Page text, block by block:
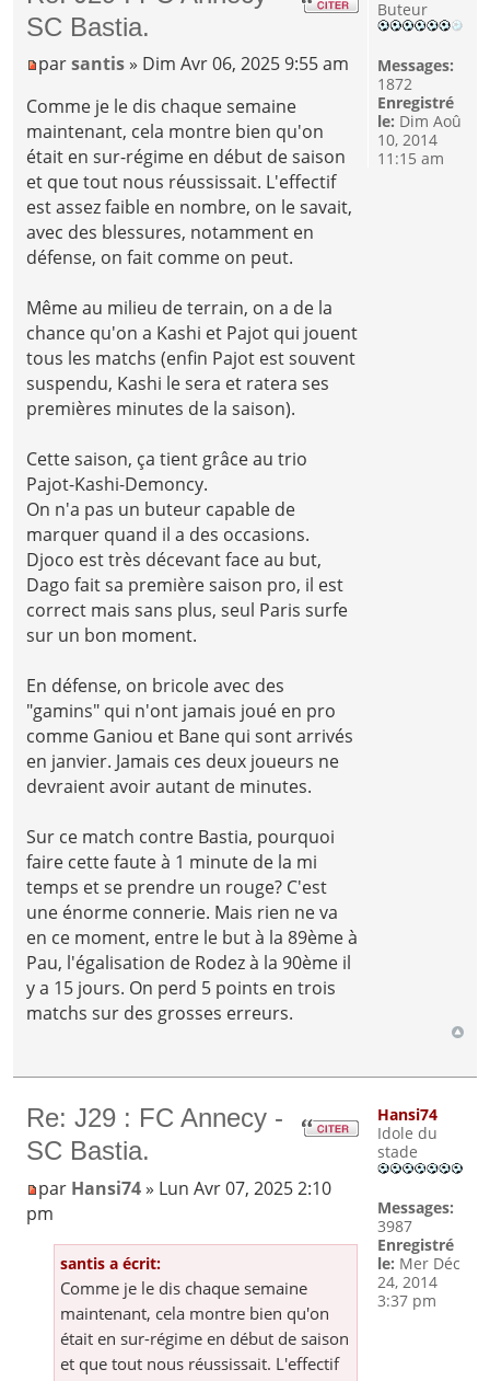
SC Bastia.
parsantis » Dim Avr 06, 2025 9:55 am
Comme je le dis chaque semaine
maintenant, cela montre bien qu'on
était en sur-régime en début de saison
et que tout nous réussissait. L'effectif
est assez faible en nombre, on le savait,
avec des blessures, notamment en
défense, on fait comme on peut.
Même au milieu de terrain, on a de la
chance qu'on a Kashi et Pajot qui jouent
tous les matchs (enfin Pajot est souvent
suspendu, Kashi le sera et ratera ses
premières minutes de la saison).
Cette saison, ça tient grâce au trio
Pajot-Kashi-Demoncy.
On n'a pas un buteur capable de
marquer quand il a des occasions.
Djoco est très décevant face au but,
Dago fait sa première saison pro, il est
correct mais sans plus, seul Paris surfe
sur un bon moment.
En défense, on bricole avec des
"gamins" qui n'ont jamais joué en pro
comme Ganiou et Bane qui sont arrivés
en janvier. Jamais ces deux joueurs ne
devraient avoir autant de minutes.
Sur ce match contre Bastia, pourquoi
faire cette faute à 1 minute de la mi
temps et se prendre un rouge? C'est
une énorme connerie. Mais rien ne va
en ce moment, entre le but à la 89ème à
Pau, l'égalisation de Rodez à la 90ème il
y a 15 jours. On perd 5 points en trois
matchs sur des grosses erreurs.
Buteur
Messages:
1872
Enregistré
le: Dim Aoû
10, 2014
11:15 am
Re: J29 : FC Annecy -
SC Bastia.
par Hansi74» Lun Avr 07, 2025 2:10
pm
santis a écrit:
Comme je le dis chaque semaine
maintenant, cela montre bien qu'on
était en sur-régime en début de saison
et que tout nous réussissait. L'effectif
Hansi74
Idole du
stade
Messages:
3987
Enregistré
le: Mer Déc
24, 2014
3:37 pm